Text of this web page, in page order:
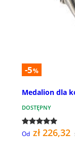
-5%
Medalion dla
DOSTĘPNY
Od zł 226,32